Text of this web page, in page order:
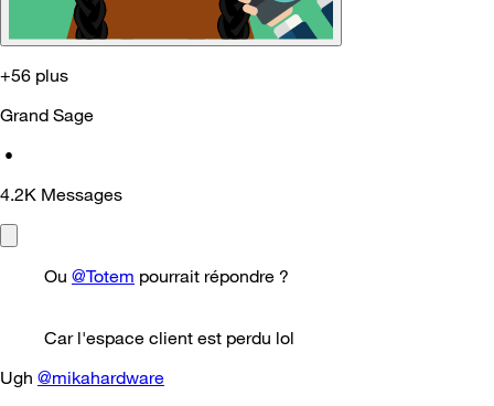
+56 plus
Grand Sage
•
4.2K Messages
Ou @Totem pourrait répondre ?
Car l'espace client est perdu lol
Ugh @mikahardware